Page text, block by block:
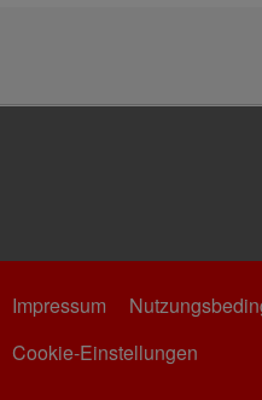
Impressum
Cookie-Einstellungen